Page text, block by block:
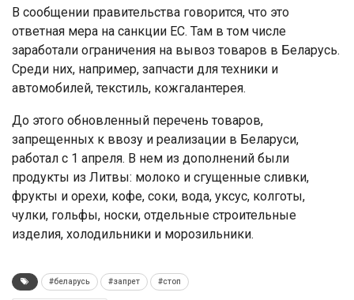
В сообщении правительства говорится, что это
ответная мера на санкции ЕС. Там в том числе
заработали ограничения на вывоз товаров в Беларусь.
Среди них, например, запчасти для техники и
автомобилей, текстиль, кожгалантерея.
До этого обновленный перечень товаров,
запрещенных к ввозу и реализации в Беларуси,
работал с 1 апреля. В нем из дополнений были
продукты из Литвы: молоко и сгущенные сливки,
фрукты и орехи, кофе, соки, вода, уксус, колготы,
чулки, гольфы, носки, отдельные строительные
изделия, холодильники и морозильники.
#беларусь #запрет #стоп